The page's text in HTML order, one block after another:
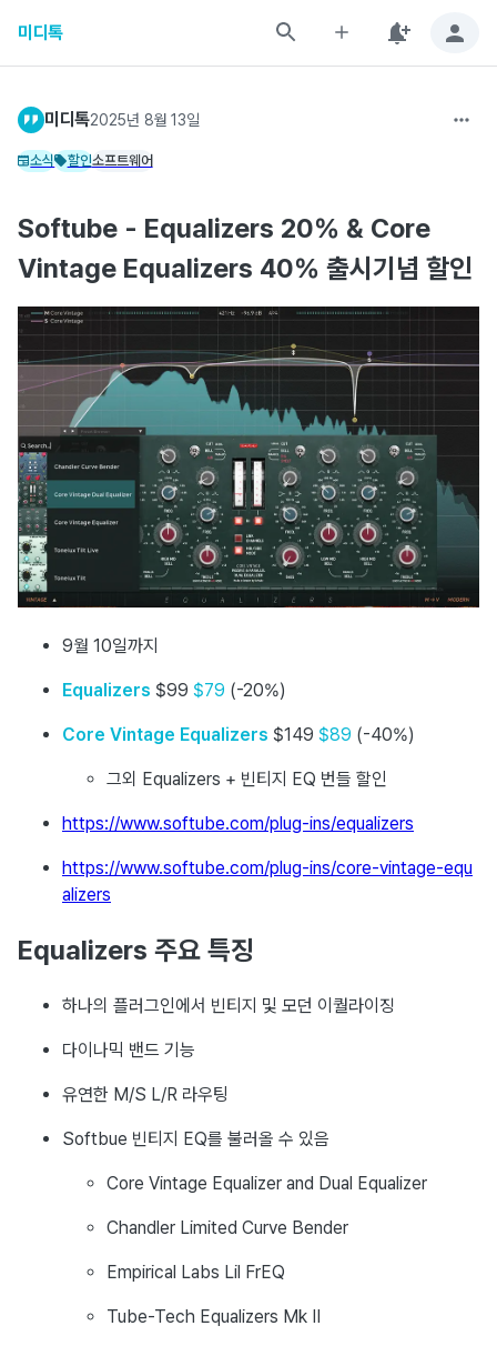
미디톡
미디톡2025년 8월 13일
소식 할인소프트웨어
Softube - Equalizers 20% & Core
Vintage Equalizers 40% 출시기념 할인
9월 10일까지
Equalizers $99 $79 (-20%)
Core Vintage Equalizers $149 $89 (-40%)
그외 Equalizers + 빈티지 EQ 번들 할인
https://www.softube.com/plug-ins/equalizers
https://www.softube.com/plug-ins/core-vintage-equ
alizers
Equalizers 주요 특징
하나의 플러그인에서 빈티지 및 모던 이퀄라이징
다이나믹 밴드 기능
유연한 M/S L/R 라우팅
Softbue 빈티지 EQ를 불러올 수 있음
Core Vintage Equalizer and Dual Equalizer
Chandler Limited Curve Bender
Empirical Labs Lil FrEQ
Tube-Tech Equalizers Mk II